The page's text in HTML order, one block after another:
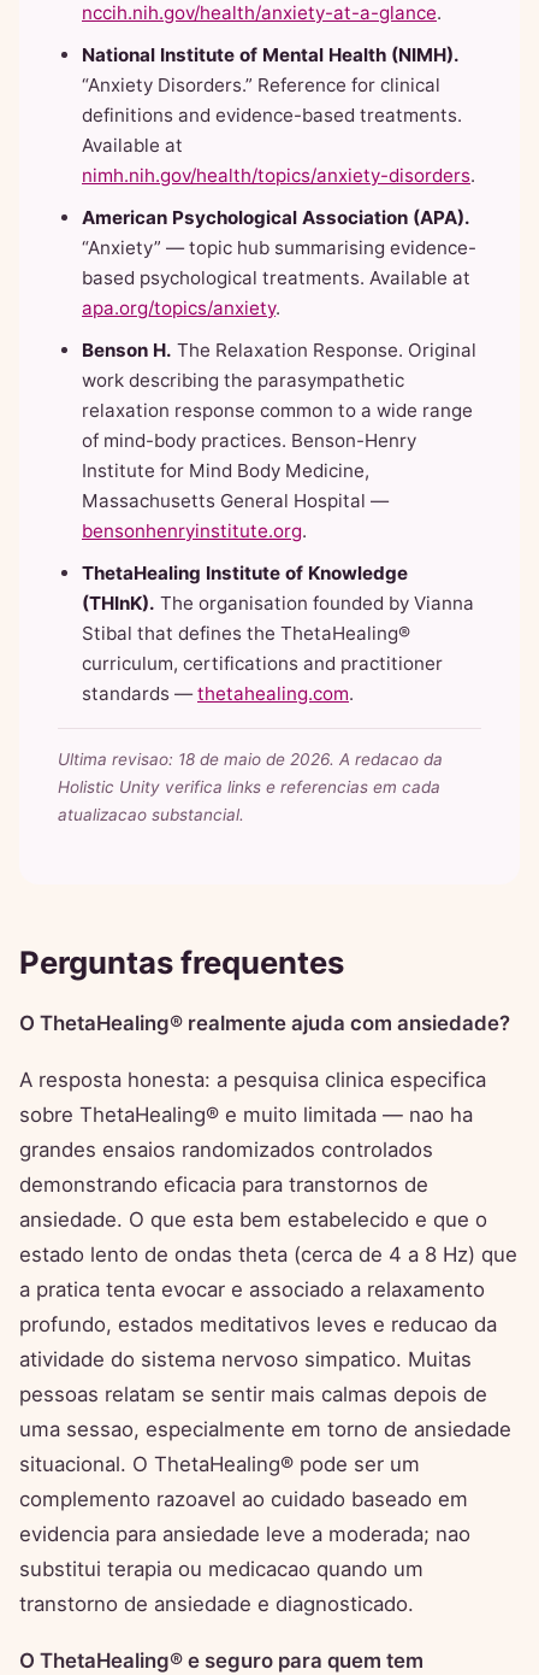
nccih.nih.gov/health/anxiety-at-a-glance.
National Institute of Mental Health (NIMH).
“Anxiety Disorders.” Reference for clinical
definitions and evidence-based treatments.
Available at
nimh.nih.gov/health/topics/anxiety-disorders.
American Psychological Association (APA).
“Anxiety” — topic hub summarising evidence-
based psychological treatments. Available at
apa.org/topics/anxiety.
Benson H. The Relaxation Response. Original
work describing the parasympathetic
relaxation response common to a wide range
of mind-body practices. Benson-Henry
Institute for Mind Body Medicine,
Massachusetts General Hospital —
bensonhenryinstitute.org.
ThetaHealing Institute of Knowledge
(THInK). The organisation founded by Vianna
Stibal that defines the ThetaHealing®
curriculum, certifications and practitioner
standards —thetahealing.com.
Ultima revisao: 18 de maio de 2026. A redacao da
Holistic Unity verifica links e referencias em cada
atualizacao substancial.
Perguntas frequentes
O ThetaHealing® realmente ajuda com ansiedade?
A resposta honesta: a pesquisa clinica especifica
sobre ThetaHealing® e muito limitada — nao ha
grandes ensaios randomizados controlados
demonstrando eficacia para transtornos de
ansiedade. O que esta bem estabelecido e que o
estado lento de ondas theta (cerca de 4 a 8 Hz) que
a pratica tenta evocar e associado a relaxamento
profundo, estados meditativos leves e reducao da
atividade do sistema nervoso simpatico. Muitas
pessoas relatam se sentir mais calmas depois de
uma sessao, especialmente em torno de ansiedade
situacional. O ThetaHealing® pode ser um
complemento razoavel ao cuidado baseado em
evidencia para ansiedade leve a moderada; nao
substitui terapia ou medicacao quando um
transtorno de ansiedade e diagnosticado.
O ThetaHealing® e seguro para quem tem